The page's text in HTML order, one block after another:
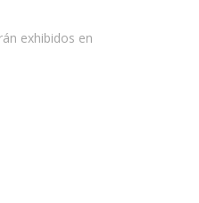
exhibidos en